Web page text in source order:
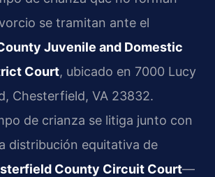
se tramitan ante el
Juvenile and Domestic
Court, ubicado en 7000 Lucy
Chesterfield, VA 23832.
de crianza se litiga junto con
distribución equitativa de
County Circuit Court—